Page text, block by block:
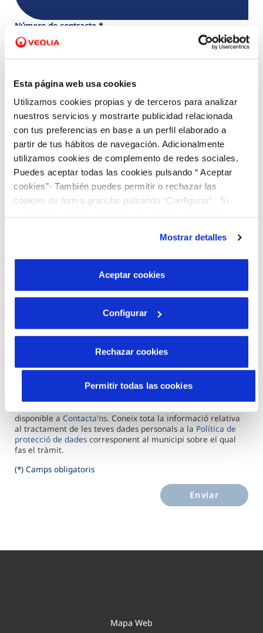
Esta página web usa cookies
Utilizamos cookies propias y de terceros para analizar
nuestros servicios y mostrarte publicidad relacionada
con tus preferencias en base a un perfil elaborado a
partir de tus hábitos de navegación. Adicionalmente
utilizamos cookies de complemento de redes sociales.
Puedes aceptar todas las cookies pulsando “ Aceptar
cookies”· También puedes permitir o rechazar las
cookies de forma granular pulsando “Configurar”. Si
son indispensables para que el sitio web funcione y que
por tanto no se pueden desactivar. Puedes consultar
más información en nuestraPolítica de Cookies
Mostrar detalles
Aceptar cookies
Configurar
Rechazar cookies
Permitir todas las cookies
Número de contracte *
Lectura actual *
Adjuntar foto
Arrossega o fes clic per carregar la imatge
REGIONAL DE ABASTECIMIENTO DE AGUAS S.A.
teves dades personals amb la finalitat de tramitar la gestió
modifiquen o suprimeixin, demanar que limitem el
disponible a Contacta'ns. Coneix tota la informació relativa
al tractament de les teves dades personals a la Política de
protecció de dades corresponent al municipi sobre el qual
fas el tràmit.
(*) Camps obligatoris
Enviar
Mapa Web